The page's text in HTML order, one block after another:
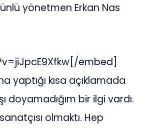
yönetmen Erkan Nas
embed]
yaptığı kısa açıklamada
doyamadığım bir ilgi vardı.
olmaktı. Hep